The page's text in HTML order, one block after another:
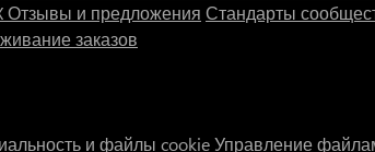
Отзывы и предложения Стандарты
заказов
и файлы cookieУправление